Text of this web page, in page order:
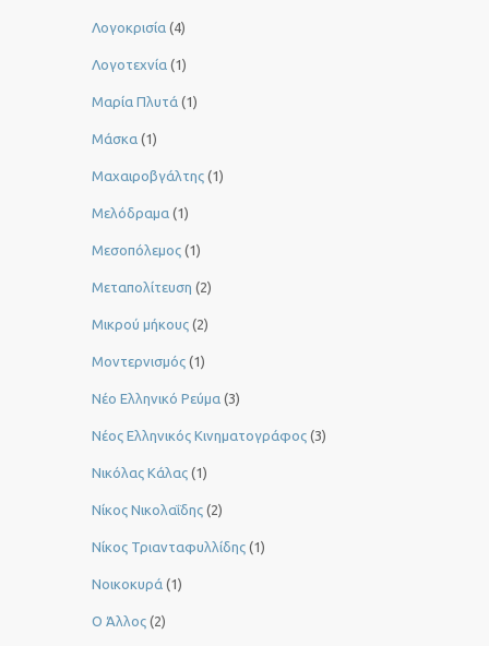
Λογοκρισία (4)
Λογοτεχνία (1)
Μαρία Πλυτά (1)
Μάσκα (1)
Μαχαιροβγάλτης (1)
Μελόδραμα (1)
Μεσοπόλεμος (1)
Μεταπολίτευση (2)
Μικρού μήκους (2)
Μοντερνισμός (1)
Νέο Ελληνικό Ρεύμα (3)
Νέος Ελληνικός Κινηματογράφος (3)
Νικόλας Κάλας (1)
Νίκος Νικολαΐδης (2)
Νίκος Τριανταφυλλίδης (1)
Νοικοκυρά (1)
Ο Άλλος (2)